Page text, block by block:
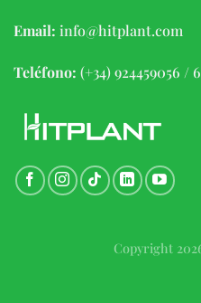
Email: info@hitplant.com
Teléfono: (+34) 924459056 /
Copyright